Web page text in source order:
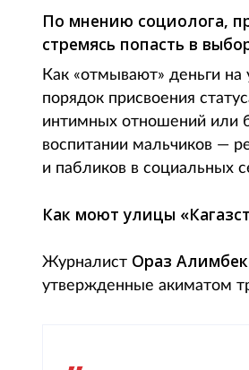
По мнению социолога,
стремясь попасть в
Как «отмывают» деньги на
порядок присвоения
интимных отношений или
воспитании мальчиков —
и пабликов в социальных
Как моют улицы
Журналист Ораз
утвержденные акиматом